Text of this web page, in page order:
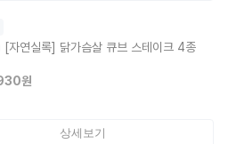
[자연실록] 닭가슴살 큐브 스테이크 4종
원
상세보기